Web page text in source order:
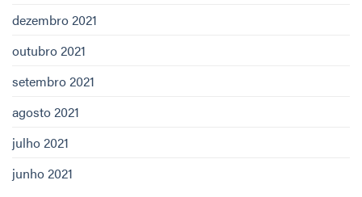
dezembro 2021
outubro 2021
setembro 2021
agosto 2021
julho 2021
junho 2021